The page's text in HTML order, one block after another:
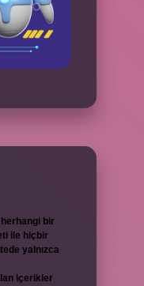
bir
ile hiçbir
yalnızca
içerikler